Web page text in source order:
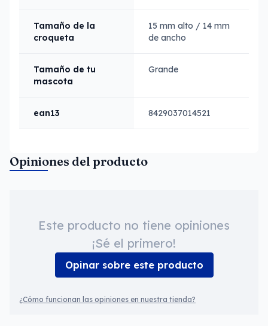
Tamaño de la
croqueta
15 mm alto / 14 mm
de ancho
Tamaño de tu
mascota
Grande
ean13 8429037014521
Opiniones del producto
Este producto no tiene opiniones
¡Sé el primero!
Opinar sobre este producto
¿Cómo funcionan las opiniones en nuestra tienda?